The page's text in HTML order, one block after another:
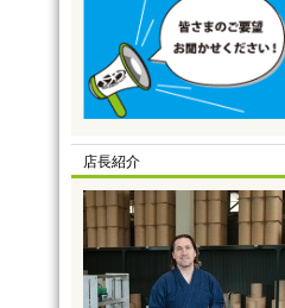
店長紹介